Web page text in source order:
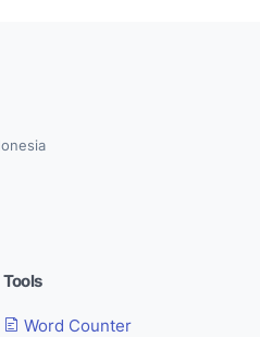
Tools
Word Counter